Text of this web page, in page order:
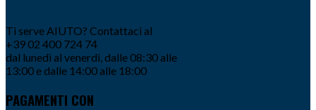
Ti serve AIUTO? Contattaci al
+39 02 400 724 74
dal lunedì al venerdì, dalle 08:30 alle
13:00 e dalle 14:00 alle 18:00
PAGAMENTI CON